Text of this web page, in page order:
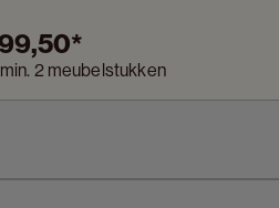
*
2 meubelstukken